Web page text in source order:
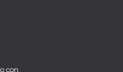
con